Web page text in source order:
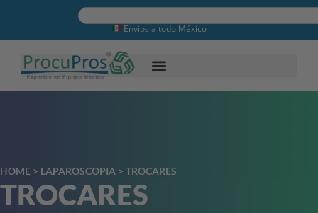
Envios a todo México
HOME > LAPAROSCOPIA > TROCARES
TROCARES